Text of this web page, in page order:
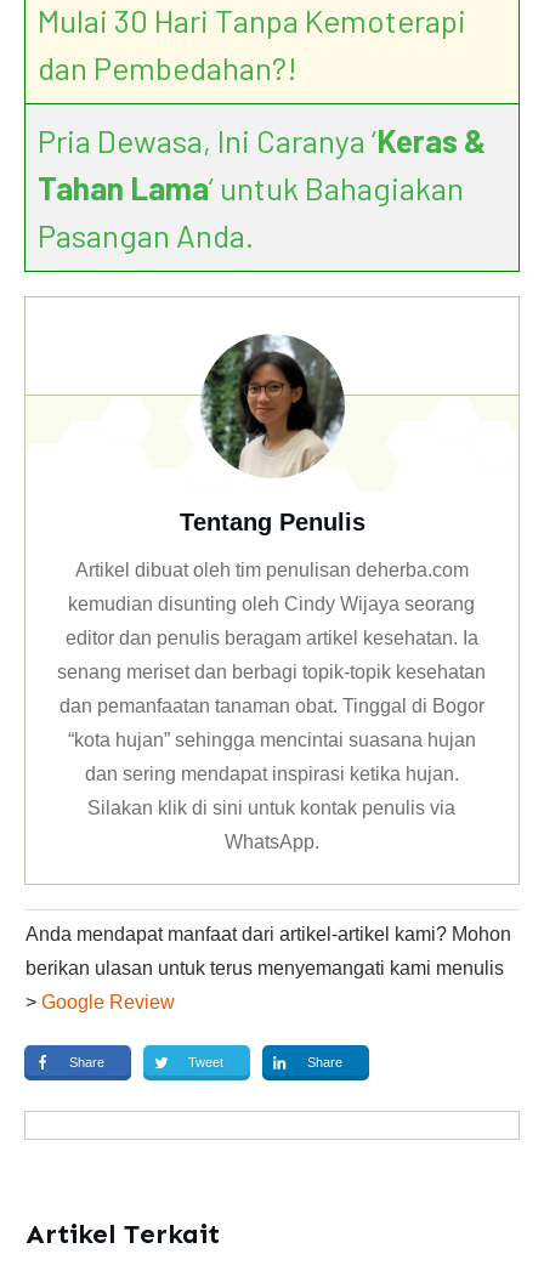
Mulai 30 Hari Tanpa Kemoterapi
dan Pembedahan?!
Pria Dewasa, Ini Caranya ‘Keras &
Tahan Lama’ untuk Bahagiakan
Pasangan Anda.
Tentang Penulis
Artikel dibuat oleh tim penulisan deherba.com
kemudian disunting oleh Cindy Wijaya seorang
editor dan penulis beragam artikel kesehatan. Ia
senang meriset dan berbagi topik-topik kesehatan
dan pemanfaatan tanaman obat. Tinggal di Bogor
“kota hujan” sehingga mencintai suasana hujan
dan sering mendapat inspirasi ketika hujan.
Silakan klikdi sini untuk kontak penulis via
WhatsApp.
Anda mendapat manfaat dari artikel-artikel kami? Mohon
berikan ulasan untuk terus menyemangati kami menulis
> Google Review
Share Tweet Share
Artikel Terkait